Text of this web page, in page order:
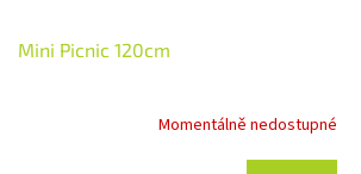
Mini Picnic 120cm
Momentálně nedostupné